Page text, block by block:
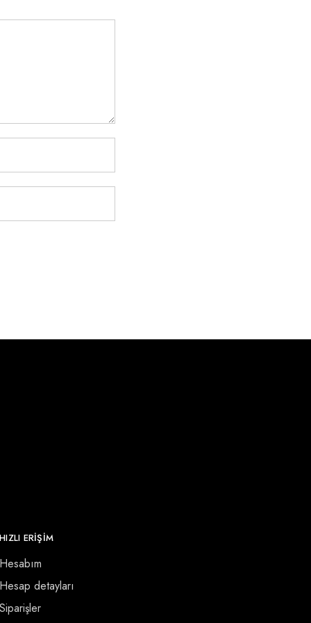
HIZLI ERİŞİM
Hesabım
Hesap detayları
Siparişler